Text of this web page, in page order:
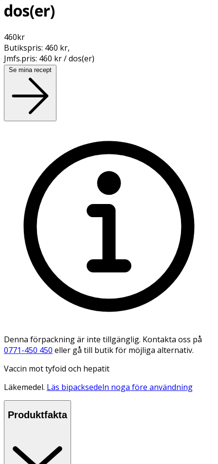
dos(er)
460kr
Butikspris: 460 kr,
Jmfs.pris: 460 kr / dos(er)
Se mina recept
Denna förpackning är inte tillgänglig. Kontakta oss på
0771-450 450 eller gå till butik för möjliga alternativ.
Vaccin mot tyfoid och hepatit
Läkemedel. Läs bipacksedeln noga före användning
Produktfakta